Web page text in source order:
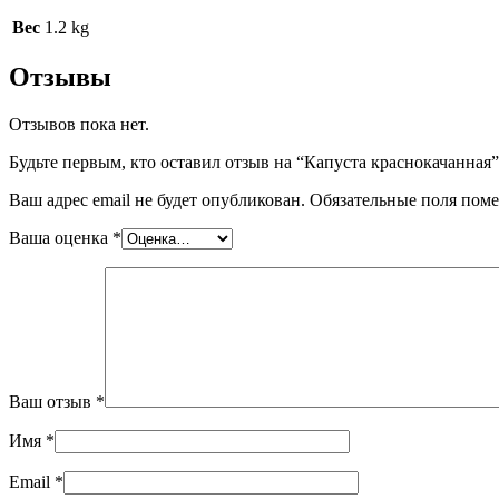
Вес 1.2 kg
Отзывы
Отзывов пока нет.
Будьте первым, кто оставил отзыв на “Капуста краснокачанная”
Ваш адрес email не будет опубликован. Обязательные поля
Ваша оценка *
Ваш отзыв *
Имя *
Email *